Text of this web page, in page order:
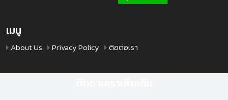
เมนู
About Us Privacy Policy ติอต่อเรา